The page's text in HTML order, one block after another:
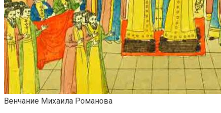
Венчание Михаила Романова